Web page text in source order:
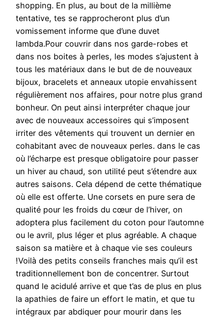
shopping. En plus, au bout de la millième
tentative, tes se rapprocheront plus d’un
vomissement informe que d’une duvet
lambda.Pour couvrir dans nos garde-robes et
dans nos boites à perles, les modes s’ajustent à
tous les matériaux dans le but de de nouveaux
bijoux, bracelets et anneaux utopie envahissent
régulièrement nos affaires, pour notre plus grand
bonheur. On peut ainsi interpréter chaque jour
avec de nouveaux accessoires qui s’imposent
irriter des vêtements qui trouvent un dernier en
cohabitant avec de nouveaux perles. dans le cas
où l’écharpe est presque obligatoire pour passer
un hiver au chaud, son utilité peut s’étendre aux
autres saisons. Cela dépend de cette thématique
où elle est offerte. Une corsets en pure sera de
qualité pour les froids du cœur de l’hiver, on
adoptera plus facilement du coton pour l’automne
ou le avril, plus léger et plus agréable. A chaque
saison sa matière et à chaque vie ses couleurs
!Voilà des petits conseils franches mais qu’il est
traditionnellement bon de concentrer. Surtout
quand le acidulé arrive et que t’as de plus en plus
la apathies de faire un effort le matin, et que tu
intégraux par abdiquer pour mourir dans les